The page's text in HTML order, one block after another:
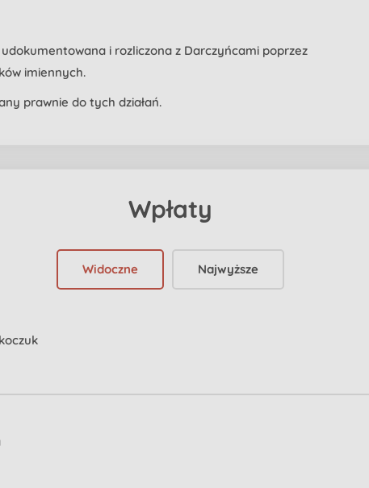
i rozliczona z Darczyńcami poprzez
imiennych.
prawnie do tych działań.
Wpłaty
Widoczne Najwyższe